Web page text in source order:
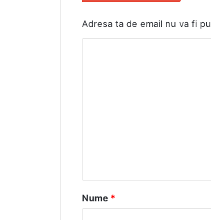
Adresa ta de email nu va fi
rNume *